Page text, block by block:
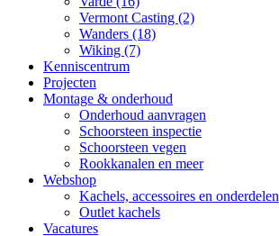
Vermont Casting (2)
Wanders (18)
Wiking (7)
Kenniscentrum
Projecten
Montage & onderhoud
Onderhoud aanvragen
Schoorsteen inspectie
Schoorsteen vegen
Rookkanalen en meer
Webshop
Kachels, accessoires en onderdelen
Outlet kachels
Vacatures